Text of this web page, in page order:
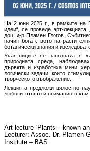
На 2 юни 2025 г., в рамките на
идеи“, се проведе арт-лекцията
доц. д-р Пламен Глогов.
начин богатството на
ботанически знания и
Участниците се запознаха с
природната среда,
дървета и изработиха мини
логически задачи, които
творческото въображение.
Лекцията предложи цялостно
любопитството и вниманието към
Art lecture “Plants – known
Lecturer: Assoc. Dr. Plamen
Institute – BAS